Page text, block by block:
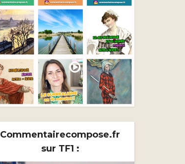
Commentairecompose.fr
sur TF1 :